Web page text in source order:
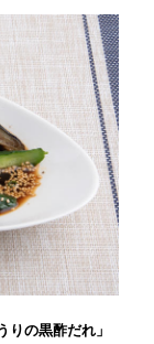
の黒酢だれ」